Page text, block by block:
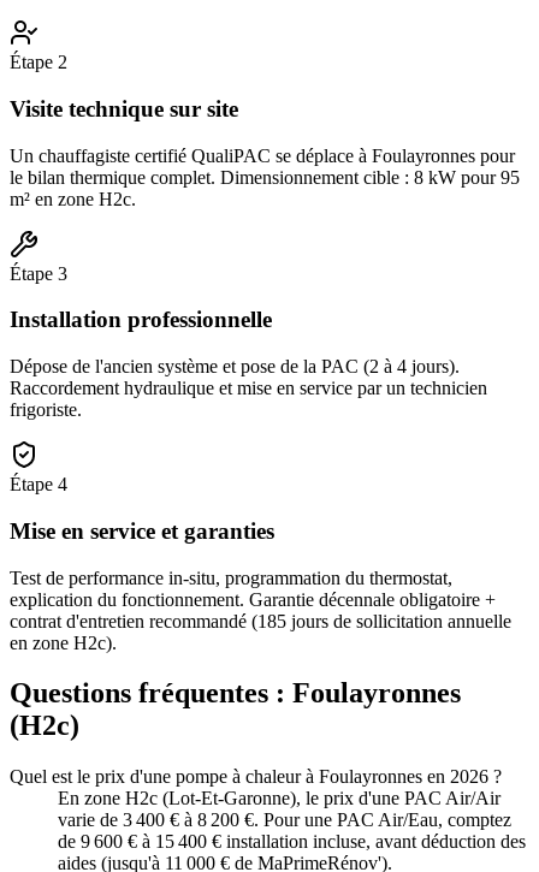
Étape 2
Visite technique sur site
Un chauffagiste certifié QualiPAC se déplace à Foulayronnes pour
le bilan thermique complet. Dimensionnement cible : 8 kW pour 95
m² en zone H2c.
Étape 3
Installation professionnelle
Dépose de l'ancien système et pose de la PAC (2 à 4 jours).
Raccordement hydraulique et mise en service par un technicien
frigoriste.
Étape 4
Mise en service et garanties
Test de performance in-situ, programmation du thermostat,
explication du fonctionnement. Garantie décennale obligatoire +
contrat d'entretien recommandé (185 jours de sollicitation annuelle
en zone H2c).
Questions fréquentes : Foulayronnes
(H2c)
Quel est le prix d'une pompe à chaleur à Foulayronnes en 2026 ?
En zone H2c (Lot-Et-Garonne), le prix d'une PAC Air/Air
varie de 3 400 € à 8 200 €. Pour une PAC Air/Eau, comptez
de 9 600 € à 15 400 € installation incluse, avant déduction des
aides (jusqu'à 11 000 € de MaPrimeRénov').